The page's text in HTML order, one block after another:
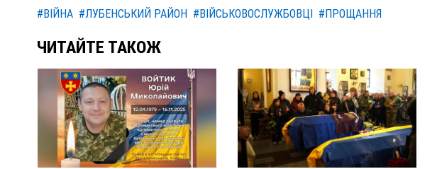
#ВІЙНА #ЛУБЕНСЬКИЙ РАЙОН #ВІЙСЬКОВОСЛУЖБОВЦІ #ПРОЩАННЯ
ЧИТАЙТЕ ТАКОЖ